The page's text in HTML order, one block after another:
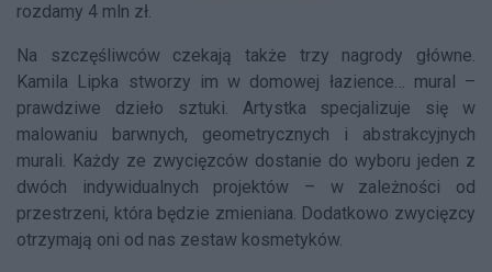
rozdamy 4 mln zł.
Na szczęśliwców czekają także trzy nagrody główne.
Kamila Lipka stworzy im w domowej łazience… mural –
prawdziwe dzieło sztuki. Artystka specjalizuje się w
malowaniu barwnych, geometrycznych i abstrakcyjnych
murali. Każdy ze zwycięzców dostanie do wyboru jeden z
dwóch indywidualnych projektów – w zależności od
przestrzeni, która będzie zmieniana. Dodatkowo zwycięzcy
otrzymają oni od nas zestaw kosmetyków.